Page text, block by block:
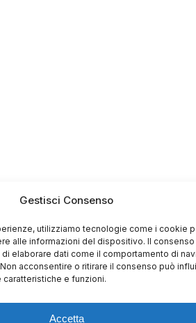
Gestisci Consenso
utilizziamo tecnologie come i cookie
alle informazioni del dispositivo. Il
elaborare dati come il comportamento di
acconsentire o ritirare il consenso può
e funzioni.
Accetta